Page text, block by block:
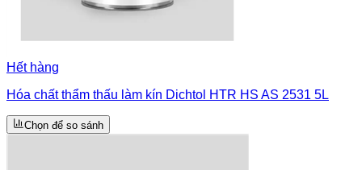
Hết hàng
Hóa chất thẩm thấu làm kín Dichtol HTR HS AS 2531 5L
Chọn để so sánh